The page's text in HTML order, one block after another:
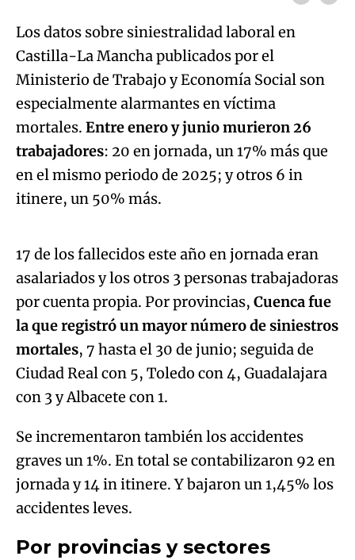
Los datos sobre siniestralidad laboral en
Castilla-La Mancha publicados por el
Ministerio de Trabajo y Economía Social son
especialmente alarmantes en víctima
mortales. Entre enero y junio murieron 26
trabajadores: 20 en jornada, un 17% más que
en el mismo periodo de 2025; y otros 6 in
itinere, un 50% más.Algo salió mal.
Try again
17 de los fallecidos este año en jornada eran
asalariados y los otros 3 personas trabajadoras
por cuenta propia. Por provincias, Cuenca fue
la que registró un mayor número de siniestros
mortales, 7 hasta el 30 de junio; seguida de
Ciudad Real con 5, Toledo con 4, Guadalajara
con 3 y Albacete con 1.
Se incrementaron también los accidentes
graves un 1%. En total se contabilizaron 92 en
jornada y 14 in itinere. Y bajaron un 1,45% los
accidentes leves.
Por provincias y sectores